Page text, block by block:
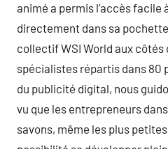
animé a permis l’accès facile
directement dans sa
collectif WSI World aux côtés
spécialistes répartis dans 80
du publicité digital, nous
vu que les entrepreneurs
savons, même les plus